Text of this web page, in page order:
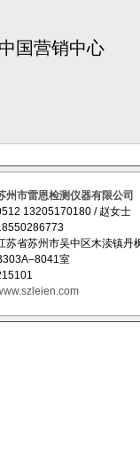
国营销中心
州市雷恩检测仪器有限公司
13205170180 / 赵女士
苏省苏州市吴中区木渎镇丹
室